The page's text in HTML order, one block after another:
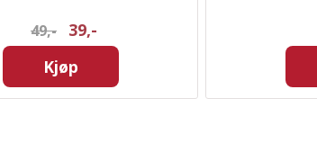
49,-
39,-
Kjøp